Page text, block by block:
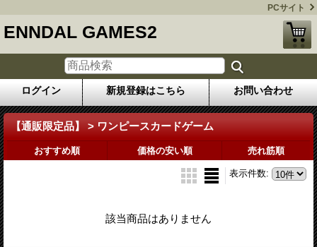
PCサイト
ENNDAL GAMES2
ログイン 新規登録はこちら お問い合わせ
【通販限定品】 > ワンピースカードゲーム
おすすめ順 価格の安い順 売れ筋順
表示件数:
該当商品はありません